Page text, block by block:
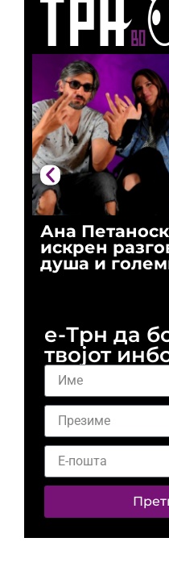
Ана
искрен
душа и
е-Трн да
твојот